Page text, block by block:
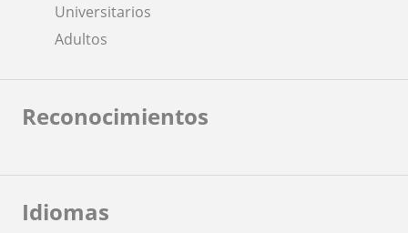
Universitarios
Adultos
Reconocimientos
Idiomas